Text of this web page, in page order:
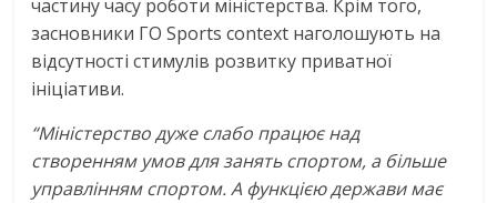
частину часу роботи міністерства. Крім того,
засновники ГО Sports context наголошують на
відсутності стимулів розвитку приватної
ініціативи.
“Міністерство дуже слабо працює над
створенням умов для занять спортом, а більше
управлінням спортом. А функцією держави має